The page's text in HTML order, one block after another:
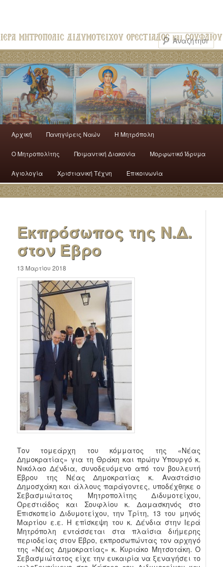
Αρχική Πανηγύρεις Ναών H Mητρόπολη
Ο Mητροπολίτης Ποιμαντική Διακονία Μορφωτικό Ίδρυμα
Αγιολογία Χριστιανική Τέχνη Επικοινωνία
Εκπρόσωπος της Ν.Δ.
στον Έβρο
13 Μαρτίου 2018
Τον τομεάρχη του κόμματος της «Νέας
Δημοκρατίας» για τη Θράκη και πρώην Υπουργό κ.
Νικόλαο Δένδια, συνοδευόμενο από τον βουλευτή
Έβρου της Νέας Δημοκρατίας κ. Αναστάσιο
Δημοσχάκη και άλλους παράγοντες, υποδέχθηκε ο
Σεβασμιώτατος Μητροπολίτης Διδυμοτείχου,
Ορεστιάδος και Σουφλίου κ. Δαμασκηνός στο
Επισκοπείο Διδυμοτείχου, την Τρίτη, 13 του μηνός
Μαρτίου ε.ε. Η επίσκεψη του κ. Δένδια στην Ιερά
Μητρόπολη εντάσσεται στα πλαίσια διήμερης
περιοδείας στον Έβρο, εκπροσωπώντας τον αρχηγό
της «Νέας Δημοκρατίας» κ. Κυριάκο Μητσοτάκη. Ο
Σεβασμιώτατος είχε την ευκαιρία να ξεναγήσει το